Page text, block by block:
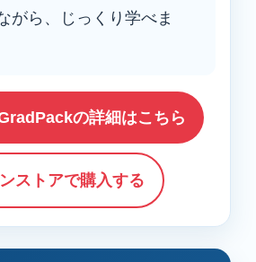
がら、じっくり学べま
の詳細はこちら
ストアで購入する